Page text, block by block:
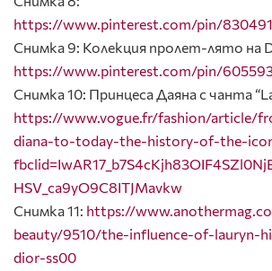
https://www.pinterest.com/pin/
Снимка 9: Колекция пролет-лято на
https://www.pinterest.com/pin/
Снимка 10: Принцеса Даяна с чанта
https://www.vogue.fr/fashion/article/
diana-to-today-the-history-of-the-
HSV_ca9yO9C8ITJMavkw
Снимка 11: https://
beauty/9510/the-influence-of-lauryn-
dior-ss00